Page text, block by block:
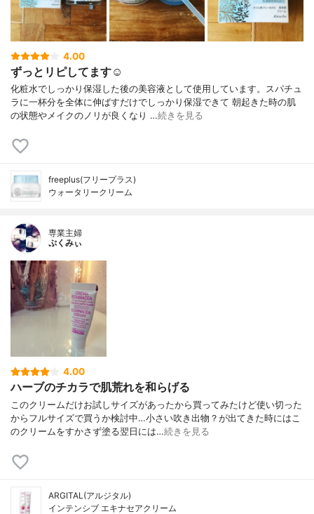
4.00
ずっとリピしてます☺︎
化粧水でしっかり保湿した後の美容液として使用しています。スパチュ
ラに一杯分を全体に伸ばすだけでしっかり保湿できて 朝起きた時の肌
の状態やメイクのノリが良くなり …続きを見る
freeplus(フリープラス)
ウォータリークリーム
専業主婦
ぷくみぃ
4.00
ハーブのチカラで肌荒れを和らげる
このクリームだけお試しサイズがあったから買ってみたけど使い切った
からフルサイズで買うか検討中…小さい吹き出物？が出てきた時にはこ
のクリームをすかさず塗る翌日には…続きを見る
ARGITAL(アルジタル)
インテンシブ エキナセアクリーム